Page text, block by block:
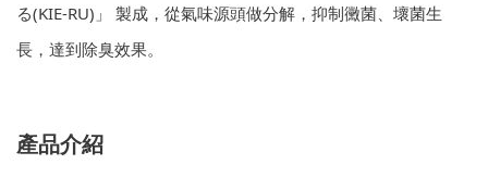
る(KIE-RU)」 製成，從氣味源頭做分解，抑制黴菌、壞菌生
長，達到除臭效果。
產品介紹